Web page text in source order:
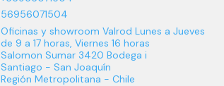
56956071504
Oficinas y showroom Valrod Lunes a Jueves
de 9 a 17 horas, Viernes 16 horas
Salomon Sumar 3420 Bodega i
Santiago - San Joaquín
Región Metropolitana - Chile